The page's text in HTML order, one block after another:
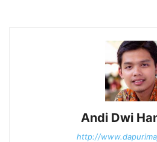
Andi Dwi
http://